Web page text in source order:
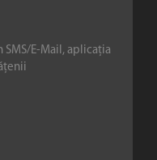
E-Mail, aplicația